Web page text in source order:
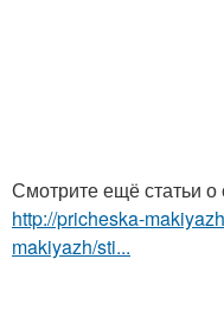
Смотрите ещё статьи
http://pricheska-
makiyazh/sti...